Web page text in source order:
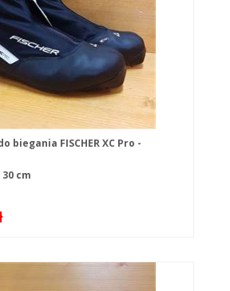
biegania FISCHER XC Pro -
cm